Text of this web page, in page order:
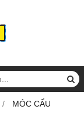
MÓC CẨU